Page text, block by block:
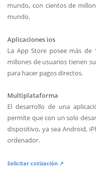
mundo, con cientos de
mundo.
Aplicaciones ios
La App Store posee más de
millones de usuarios tienen
para hacer pagos directos.
Multiplataforma
El desarrollo de una
permite que con un solo
dispositivo, ya sea Android,
ordenador.
Solicitar cotización ↗